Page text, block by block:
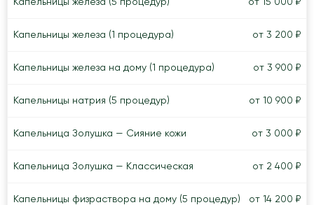
Капельницы железа (5 процедур) от 15 000 ₽
Капельницы железа (1 процедура) от 3 200 ₽
Капельницы железа на дому (1 процедура) от 3 900 ₽
Капельницы натрия (5 процедур) от 10 900 ₽
Капельница Золушка — Сияние кожи от 3 000 ₽
Капельница Золушка — Классическая от 2 400 ₽
Капельницы физраствора на дому (5 процедур) от 14 200 ₽